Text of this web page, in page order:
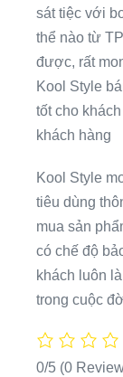
sát tiệc với
thể nào từ
được, rất
Kool Style
tốt cho
khách hàng
Kool Style
tiêu dùng
mua sản
có chế độ
khách luôn
trong cuộc
0/5 (0